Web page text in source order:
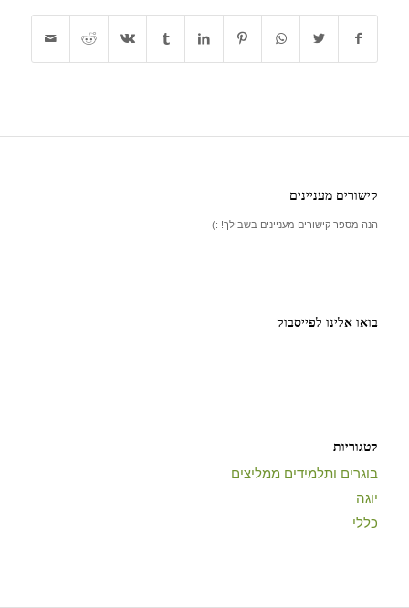
קישורים מעניינים
הנה מספר קישורים מעניינים בשבילך! :)
בואו אלינו לפייסבוק
קטגוריות
בוגרים ותלמידים ממליצים
יוגה
כללי